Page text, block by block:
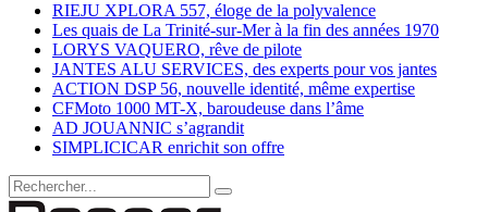
RIEJU XPLORA 557, éloge de la polyvalence
Les quais de La Trinité-sur-Mer à la fin des années 1970
LORYS VAQUERO, rêve de pilote
JANTES ALU SERVICES, des experts pour vos jantes
ACTION DSP 56, nouvelle identité, même expertise
CFMoto 1000 MT-X, baroudeuse dans l’âme
AD JOUANNIC s’agrandit
SIMPLICICAR enrichit son offre